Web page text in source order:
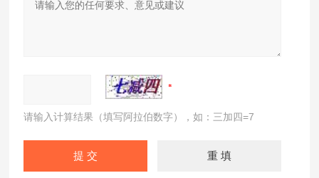
请输入计算结果（填写阿拉伯数字），如：三加四=7